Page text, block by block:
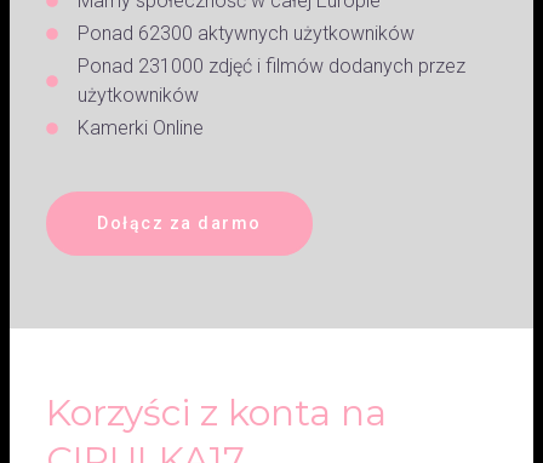
Ponad 62300 aktywnych użytkowników
Ponad 231000 zdjęć i filmów dodanych przez
użytkowników
Kamerki Online
Dołącz za darmo
Korzyści z konta na